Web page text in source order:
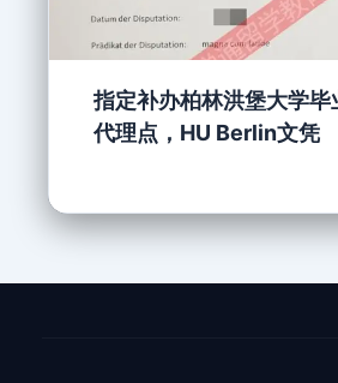
指定补办柏林洪堡大学毕
代理点，HU Berlin文凭